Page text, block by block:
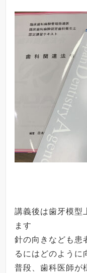
講義後は歯牙模型
ます
針の向きなども患
るにはどのように
普段、歯科医師が